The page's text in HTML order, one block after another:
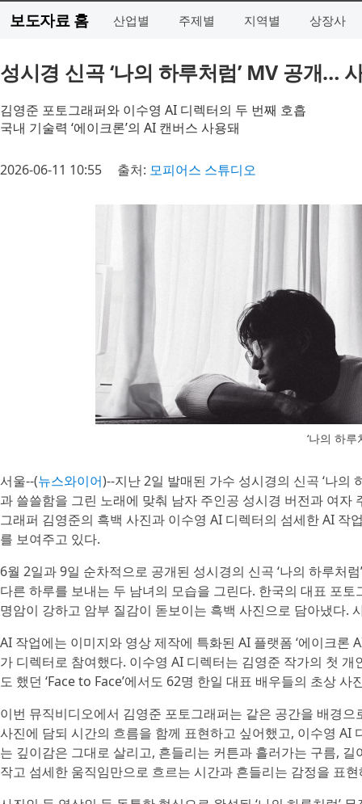
보도자료 홈 산업별 주제별 지역별 상장사
성시경 신곡 ‘나의 하루처럼’ MV 공개…
김영준 포토그래퍼와 이수영 AI 디렉터의 두 번째 호흡
국내 기술력 ‘에이크론’의 AI 캔버스 사용돼
2026-06-11 10:55 출처: 모피어스 스튜디오
‘나의 하루
서울--(뉴스와이어)--지난 2일 발매된 가수 성시경의 신곡 ‘나의
과 쓸쓸함을 그린 노래에 맞춰 남자 주인공 성시경 버전과 여
그래퍼 김영준의 흑백 사진과 이수영 AI 디렉터의 섬세한 AI
를 보여주고 있다.
6월 2일과 9일 순차적으로 공개된 성시경의 신곡 ‘나의 하루처
다른 하루를 보내는 두 남녀의 모습을 그린다. 한국의 대표 포
명암이 강하고 암부 질감이 돋보이는 흑백 사진으로 담아냈다.
AI 작업에는 이미지와 영상 제작에 특화된 AI 플랫폼 ‘에이크론
가 디렉터로 참여했다. 이수영 AI 디렉터는 김영준 작가의 첫
도 했던 ‘Face to Face’에서도 62명 한일 대표 배우들의 초상
이번 뮤직비디오에서 김영준 포토그래퍼는 같은 공간을 배경
사진에 담되 시간의 흐름을 함께 표현하고 싶어했고, 이수영
는 깊이감은 그대로 살리고, 흔들리는 커튼과 흘러가는 구름,
작고 섬세한 움직임만으로 흐르는 시간과 흔들리는 감정을 표